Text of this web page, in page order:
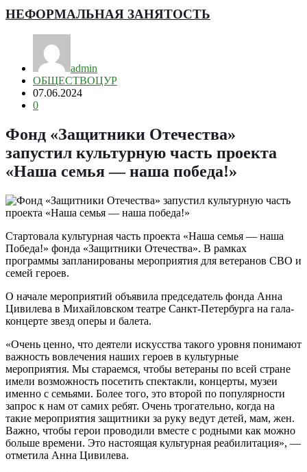
НЕФОРМАЛЬНАЯ ЗАНЯТОСТЬ
admin
ОБЩЕСТВОЦУР
07.06.2024
0
Фонд «Защитники Отечества»
запустил культурную часть проекта
«Наша семья — наша победа!»
Стартовала культурная часть проекта «Наша семья — наша
Победа!» фонда «Защитники Отечества». В рамках
программы запланированы мероприятия для ветеранов СВО и
семей героев.
О начале мероприятий объявила председатель фонда Анна
Цивилева в Михайловском театре Санкт-Петербурга на гала-
концерте звезд оперы и балета.
«Очень ценно, что деятели искусства такого уровня понимают
важность вовлечения наших героев в культурные
мероприятия. Мы стараемся, чтобы ветераны по всей стране
имели возможность посетить спектакли, концерты, музеи
именно с семьями. Более того, это второй по популярности
запрос к нам от самих ребят. Очень трогательно, когда на
такие мероприятия защитники за руку ведут детей, мам, жен.
Важно, чтобы герои проводили вместе с родными как можно
больше времени. Это настоящая культурная реабилитация», —
отметила Анна Цивилева.